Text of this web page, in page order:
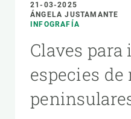
21-03-2025
ÁNGELA JUSTAMANTE
INFOGRAFÍA
Claves
especies de